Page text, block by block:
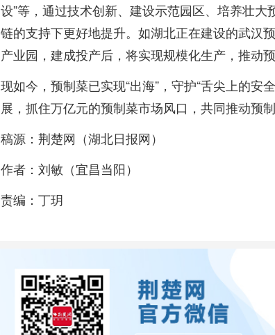
设”等，通过技术创新、建设示范园区、培养壮大
链的支持下更好地提升。如湖北正在建设的武汉
产业园，建成投产后，将实现规模化生产，推动
现如今，预制菜已实现“出海”，守护“舌尖上的安
展，抓住万亿元的预制菜市场风口，共同推动预
稿源：荆楚网（湖北日报网）
作者：刘敏（宜昌当阳）
责编：丁玥